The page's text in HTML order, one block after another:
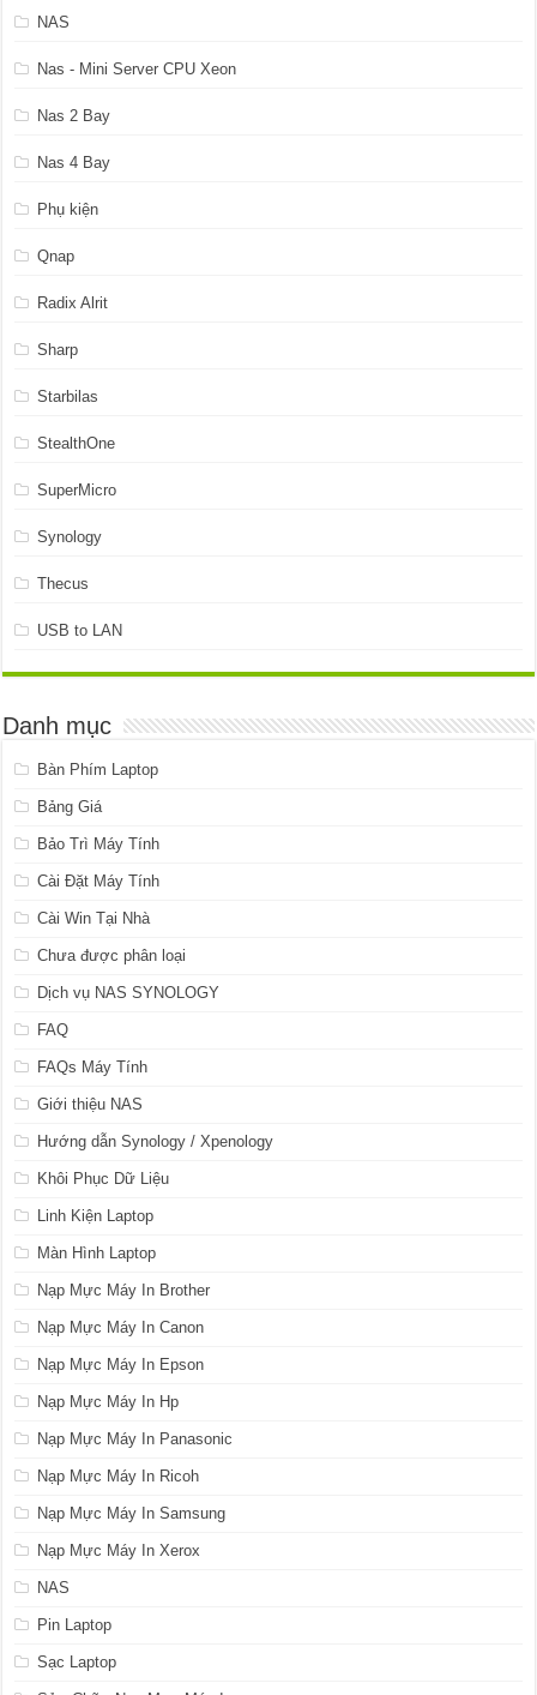
NAS
Nas - Mini Server CPU Xeon
Nas 2 Bay
Nas 4 Bay
Phụ kiện
Qnap
Radix Alrit
Sharp
Starbilas
StealthOne
SuperMicro
Synology
Thecus
USB to LAN
Danh mục
Bàn Phím Laptop
Bảng Giá
Bảo Trì Máy Tính
Cài Đặt Máy Tính
Cài Win Tại Nhà
Chưa được phân loại
Dịch vụ NAS SYNOLOGY
FAQ
FAQs Máy Tính
Giới thiệu NAS
Hướng dẫn Synology / Xpenology
Khôi Phục Dữ Liệu
Linh Kiện Laptop
Màn Hình Laptop
Nạp Mực Máy In Brother
Nạp Mực Máy In Canon
Nạp Mực Máy In Epson
Nạp Mực Máy In Hp
Nạp Mực Máy In Panasonic
Nạp Mực Máy In Ricoh
Nạp Mực Máy In Samsung
Nạp Mực Máy In Xerox
NAS
Pin Laptop
Sạc Laptop